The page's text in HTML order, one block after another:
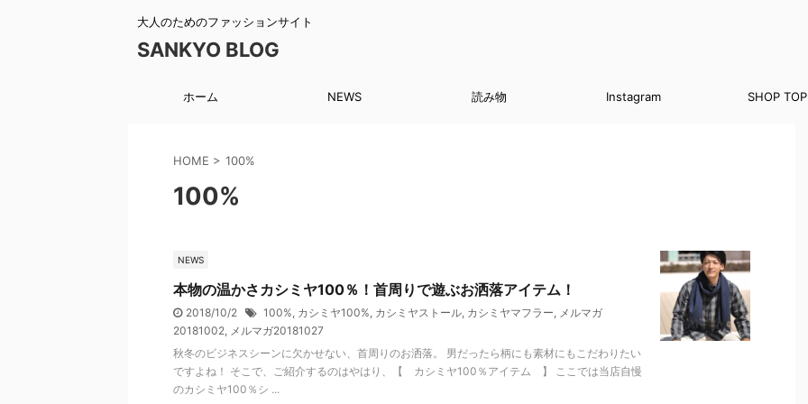
大人のためのファッションサイト
SANKYO BLOG
ホーム NEWS 読み物 Instagram SHOP TOP
HOME > 100%
100%
NEWS
本物の温かさカシミヤ100％！首周りで遊ぶお洒落アイテム！
2018/10/2 100%, カシミヤ100%, カシミヤストール, カシミヤマフラー, メルマガ
20181002, メルマガ20181027
秋冬のビジネスシーンに欠かせない、首周りのお洒落。 男だったら柄にも素材にもこだわりたい
ですよね！ そこで、ご紹介するのはやはり、【 カシミヤ100％アイテム 】 ここでは当店自慢
のカシミヤ100％シ ...